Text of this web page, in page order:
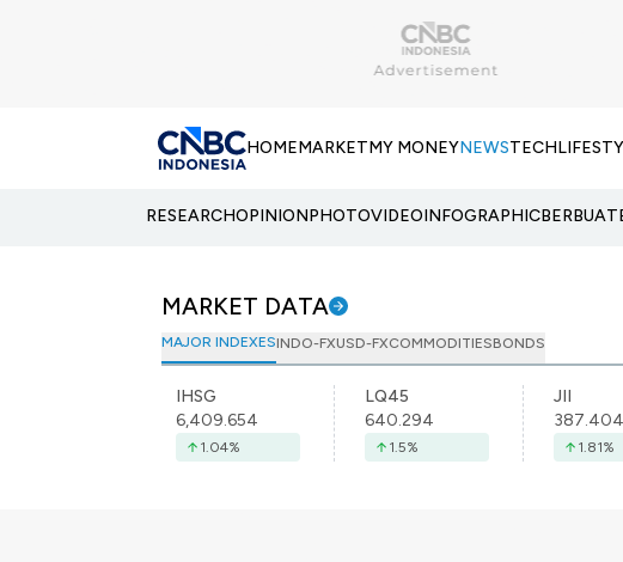
HOMEMARKETMY MONEYNEWSTECH
RESEARCHOPINIONPHOTOVIDEOINFOGRAPHIC
MARKET DATA
MAJOR INDEXESINDO-FXUSD-FXCOMMODITIESBONDS
IHSG
6,409.654
1.04%
LQ45
640.294
1.5%
JII
387.404
1.81%